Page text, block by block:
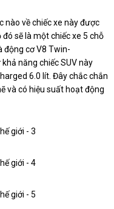
nào về chiếc xe này được
sẽ là một chiếc xe 5 chỗ
động cơ V8 Twin-
năng chiếc SUV này
6.0 lít. Đây chắc chắn
và có hiệu suất hoạt động